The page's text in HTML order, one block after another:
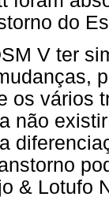
do
V ter
os vários
não
& Lotufo